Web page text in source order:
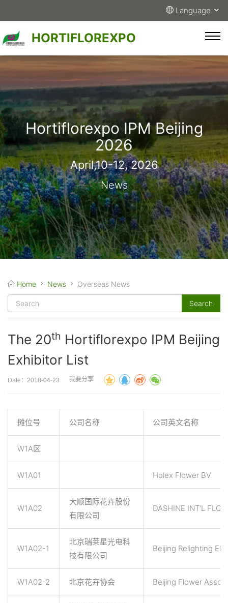
Language
HORTIFLOREXPO
Hortiflorexpo IPM Beijing
2026
April,10-12, 2026
News
Home News Overseas News
The 20th Hortiflorexpo IPM Beijing
Exhibitor List
Date：2018-04-23 我要分享
摊位号 公司名称 公司英文名称
W1A区
W1A01 Holex Flower BV
W1A02
大顺国际花卉股份
有限公司
DASHINE INT‘L
W1A02-1
北京瑞莱星光电科
技有限公司
Beijing Relighting
W1A02-2 北京花卉协会 Beijing Flower